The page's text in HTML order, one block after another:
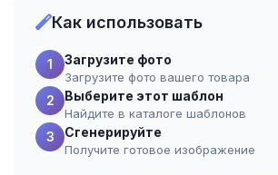
Как использовать
1 Загрузите фото
Загрузите фото вашего товара
2 Выберите этот шаблон
Найдите в каталоге шаблонов
3 Сгенерируйте
Получите готовое изображение